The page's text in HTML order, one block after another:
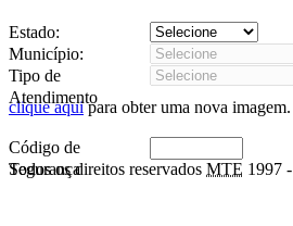
Estado:
Município:
Tipo de
Atendimento
clique aquipara obter uma nova imagem.
Código de
Segurança
Todos os direitos reservados MTE 1997 -